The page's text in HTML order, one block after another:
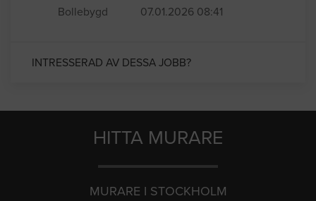
Bollebygd 07.01.2026 08:41
INTRESSERAD AV DESSA JOBB?
HITTA MURARE
MURARE I STOCKHOLM